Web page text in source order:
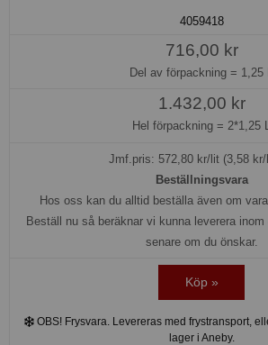
4059418
716,00 kr
Del av förpackning = 1,25
1.432,00 kr
Hel förpackning = 2*1,25
Jmf.pris: 572,80kr/lit (3,58 kr/
Beställningsvara
Hos oss kan du alltid beställa även om
Beställ nu så beräknar vi kunna leverera inom
senare om du önskar.
Köp »
OBS! Frysvara. Levereras med frystransport,
lager i Aneby.